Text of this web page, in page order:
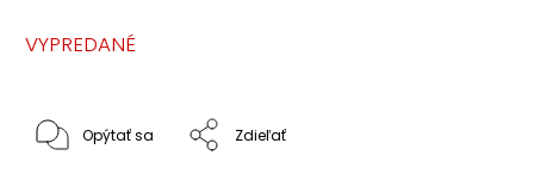
VYPREDANÉ
Opýtať sa Zdieľať